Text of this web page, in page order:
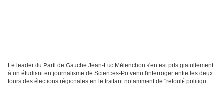
Le leader du Parti de Gauche Jean-Luc Mélenchon s'en est pris gratuitement
à un étudiant en journalisme de Sciences-Po venu l'interroger entre les deux
tours des élections régionales en le traitant notamment de "refoulé politique